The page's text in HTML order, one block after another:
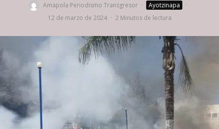
Amapola Periodismo Transgresor · Ayotzinapa
·
12 de marzo de 2024 · 2 Minutos de lectura